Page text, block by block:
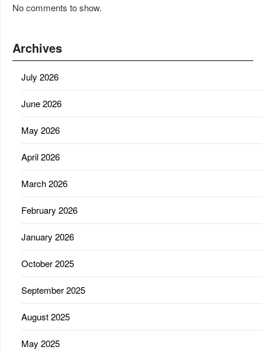
No comments to show.
Archives
July 2026
June 2026
May 2026
April 2026
March 2026
February 2026
January 2026
October 2025
September 2025
August 2025
May 2025